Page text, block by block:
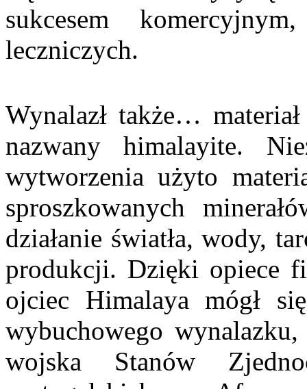
sukcesem
leczniczych.
Wynalazł także…
nazwany himalayite.
wytworzenia użyto
sproszkowanych
działanie światła, wody,
produkcji. Dzięki opiece
ojciec Himalaya mógł
wybuchowego
wojska Stanów